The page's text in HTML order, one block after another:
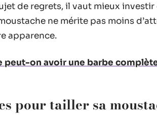
de regrets, il vaut mieux
ne mérite pas moins
apparence.
peut-on avoir une barbe
pour tailler sa